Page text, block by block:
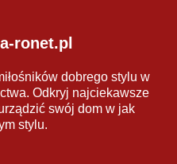
ronet.pl
dobrego stylu w
Odkryj najciekawsze
swój dom w jak
stylu.